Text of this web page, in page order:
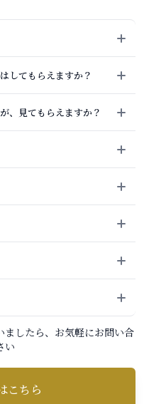
してもらえますか？
、見てもらえますか？
したら、お気軽にお問い合
い
こちら